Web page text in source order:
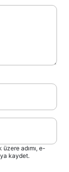
adımı, e-
kaydet.